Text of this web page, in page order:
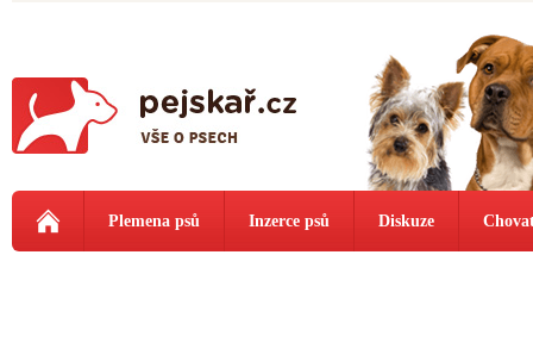
Plemena psů Inzerce psů Diskuze